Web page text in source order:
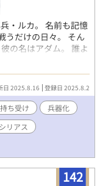
・ルカ。 名前も記憶
うだけの日々。 そん
の名はアダム。 誰よ
何者か」なんて、答
とが、こんなにも苦
×年上軍人。 心を持
一部から200年後──
を知る者のいない未
◎ こちらの作品は、
日 2025.8.16 登録日 2025.8.2
ち受け
兵器化
シリアス
142